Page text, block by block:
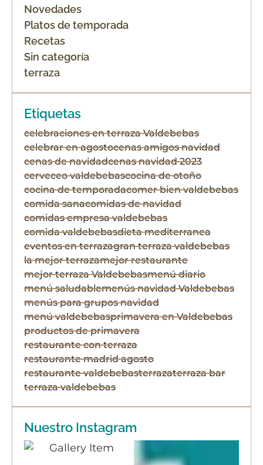
Novedades
Platos de temporada
Recetas
Sin categoría
terraza
Etiquetas
celebraciones en terraza Valdebebas
celebrar en agostocenas amigos navidad
cenas de navidadcenas navidad 2023
cerveceo valdebebascocina de otoño
cocina de temporadacomer bien valdebebas
comida sanacomidas de navidad
comidas empresa valdebebas
comida valdebebasdieta mediterranea
eventos en terrazagran terraza valdebebas
la mejor terrazamejor restaurante
mejor terraza Valdebebasmenú diario
menú saludablemenús navidad Valdebebas
menús para grupos navidad
menú valdebebasprimavera en Valdebebas
productos de primavera
restaurante con terraza
restaurante madrid agosto
restaurante valdebebasterrazaterraza bar
terraza valdebebas
Nuestro Instagram